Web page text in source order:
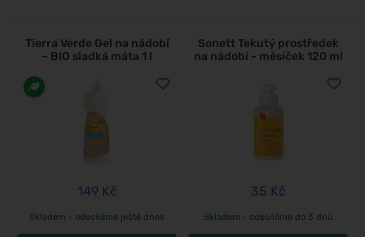
Tierra Verde Gel na nádobí
– BIO sladká máta 1 l
149 Kč
Skladem - odesíláme ještě dnes
Sonett Tekutý prostředek
na nádobí - měsíček 120 ml
35 Kč
Skladem - odesíláme do 3 dnů